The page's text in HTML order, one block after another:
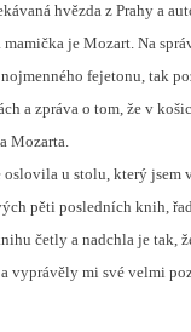
hvězda z Prahy a
mamička je Mozart. Na
fejetonu, tak
a zpráva o tom, že v
Mozarta.
oslovila u stolu, který jsem
pěti posledních knih,
četly a nadchla je tak,
a vyprávěly mi své velmi